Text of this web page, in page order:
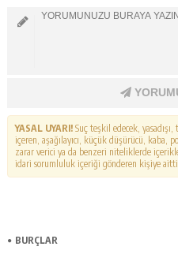
YASAL UYARI!Suç teşkil edecek,
içeren, aşağılayıcı, küçük düşürücü, kaba,
zarar verici ya da benzeri niteliklerde
idari sorumluluk içeriği gönderen kişiye
BURÇLAR